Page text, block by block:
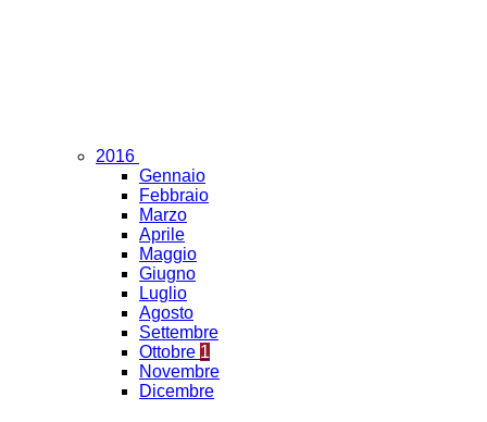
2016
Gennaio
Febbraio
Marzo
Aprile
Maggio
Giugno
Luglio
Agosto
Settembre
Ottobre 1
Novembre
Dicembre